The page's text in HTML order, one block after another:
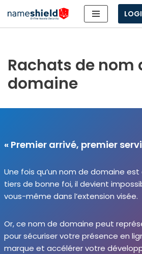
Aller
Rachats de nom
domaine
« Premier arrivé, premier
Une fois qu’un nom de domaine
tiers de bonne foi, il devient
vous-même dans l’extension visée.
Or, ce nom de domaine peut
pour sécu­ri­ser votre pré­sence en
marque et accé­lé­rer votre